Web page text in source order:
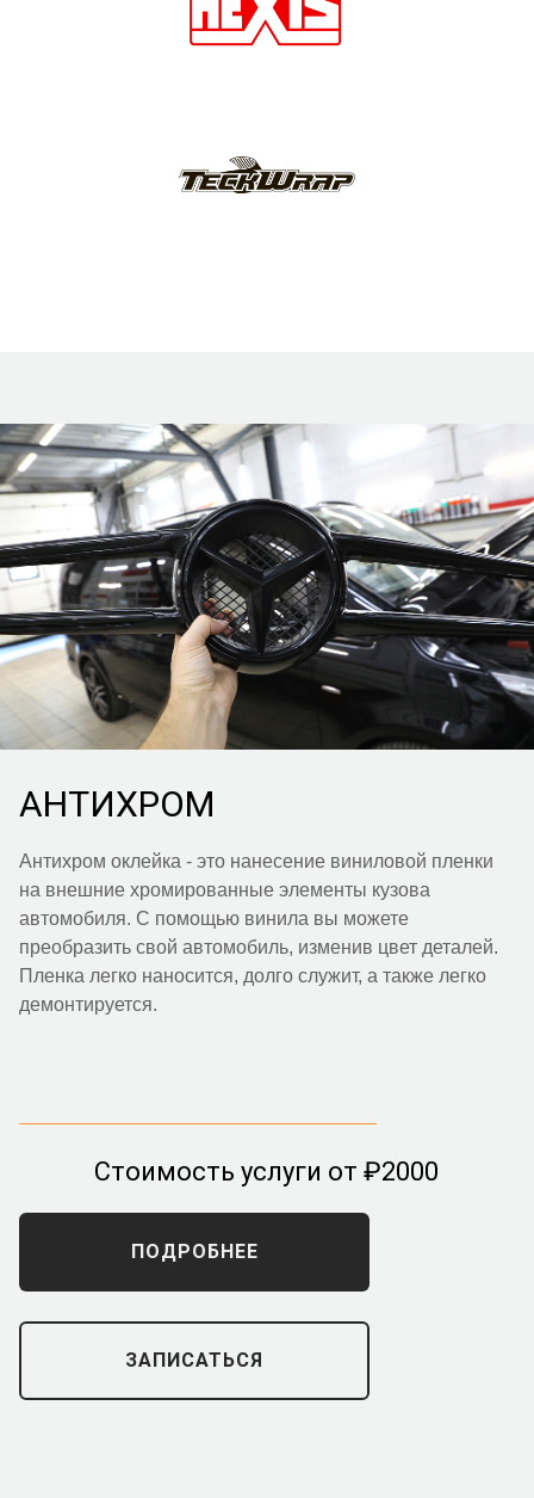
АНТИХРОМ
Антихром оклейка - это нанесение виниловой пленки
на внешние хромированные элементы кузова
автомобиля. С помощью винила вы можете
преобразить свой автомобиль, изменив цвет деталей.
Пленка легко наносится, долго служит, а также легко
демонтируется.
Стоимость услуги от ₽2000
ПОДРОБНЕЕ
ЗАПИСАТЬСЯ